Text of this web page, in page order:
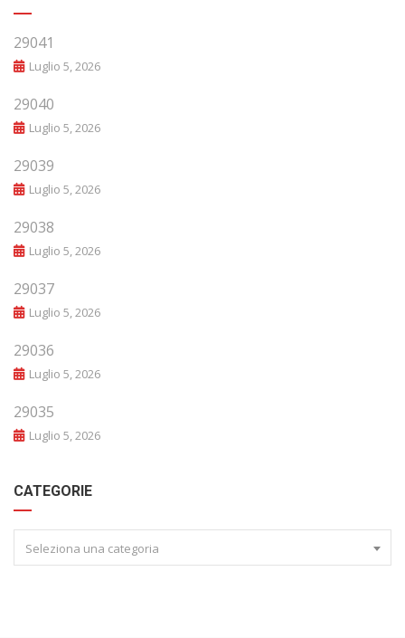
29041
Luglio 5, 2026
29040
Luglio 5, 2026
29039
Luglio 5, 2026
29038
Luglio 5, 2026
29037
Luglio 5, 2026
29036
Luglio 5, 2026
29035
Luglio 5, 2026
CATEGORIE
Seleziona una categoria